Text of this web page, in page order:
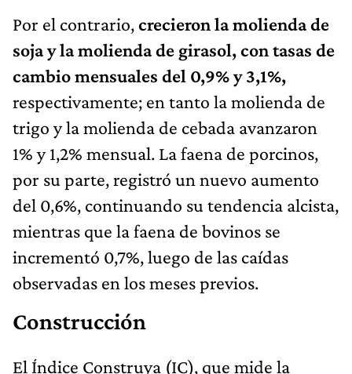
Por el contrario,crecieron la molienda de
soja y la molienda de girasol, con tasas de
cambio mensuales del 0,9% y 3,1%,
respectivamente; en tanto la molienda de
trigo y la molienda de cebada avanzaron
1% y 1,2% mensual. La faena de porcinos,
por su parte, registró un nuevo aumento
del 0,6%, continuando su tendencia alcista,
mientras que la faena de bovinos se
incrementó 0,7%, luego de las caídas
observadas en los meses previos.
Construcción
El Índice Construya (IC), que mide la